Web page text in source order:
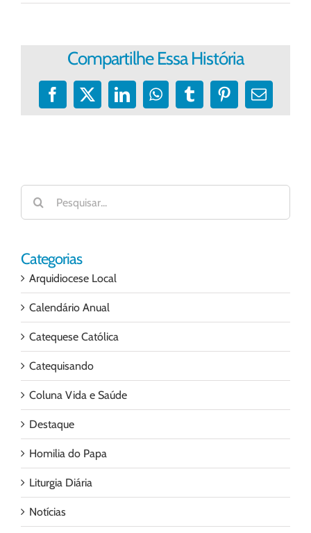
Compartilhe Essa História
Facebook
X LinkedInWhatsApp
TumblrPinterest
E-
Buscar
resultados
para:
Categorias
Arquidiocese Local
Calendário Anual
Catequese Católica
Catequisando
Coluna Vida e Saúde
Destaque
Homilia do Papa
Liturgia Diária
Notícias